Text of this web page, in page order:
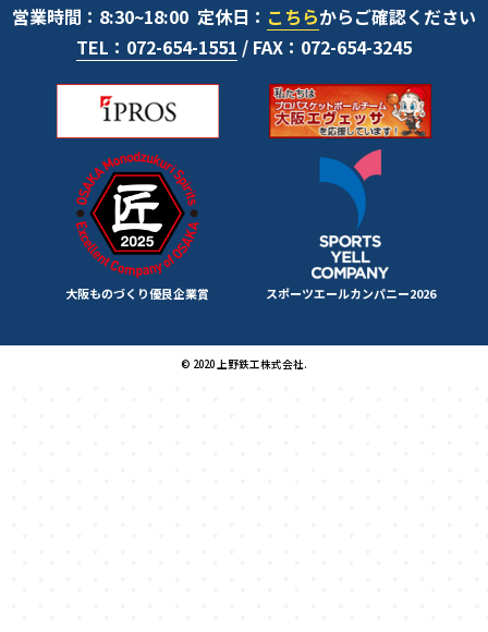
営業時間：8:30~18:00 定休日： こちらからご確認ください
TEL：072-654-1551 / FAX：072-654-3245
大阪ものづくり優良企業賞 スポーツエールカンパニー2026
© 2020 上野鉄工株式会社.